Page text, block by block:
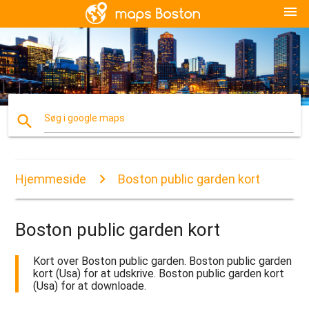
menu
search Søg i google maps
Hjemmeside Boston public garden kort
Boston public garden kort
Kort over Boston public garden. Boston public garden
kort (Usa) for at udskrive. Boston public garden kort
(Usa) for at downloade.